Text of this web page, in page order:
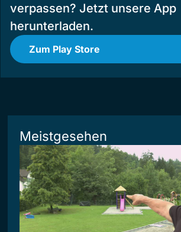
verpassen? Jetzt unsere App
herunterladen.
Zum Play Store
Meistgesehen